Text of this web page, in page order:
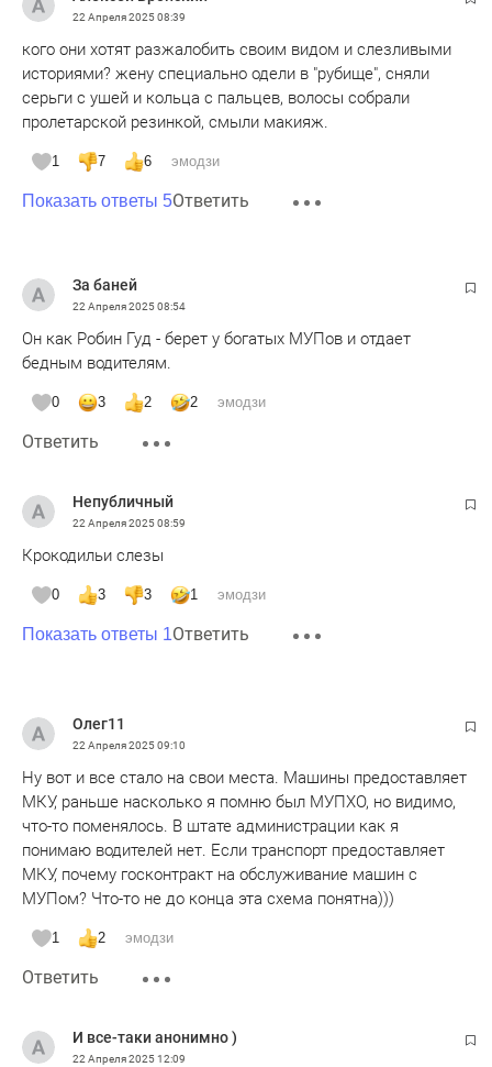
22 Апреля 202508:39
кого они хотят разжалобить своим видом и слезливыми
историями? жену специально одели в "рубище", сняли
серьги с ушей и кольца с пальцев, волосы собрали
пролетарской резинкой, смыли макияж.
1 7 6 эмодзи
Показать ответы 5Ответить
За баней
22 Апреля 202508:54
Он как Робин Гуд - берет у богатых МУПов и отдает
бедным водителям.
0 3 2 2 эмодзи
Ответить
Непубличный
22 Апреля 202508:59
Крокодильи слезы
0 3 3 1 эмодзи
Показать ответы 1Ответить
Олег11
22 Апреля 202509:10
Ну вот и все стало на свои места. Машины предоставляет
МКУ, раньше насколько я помню был МУПХО, но видимо,
что-то поменялось. В штате администрации как я
понимаю водителей нет. Если транспорт предоставляет
МКУ, почему госконтракт на обслуживание машин с
МУПом? Что-то не до конца эта схема понятна)))
1 2 эмодзи
Ответить
И все-таки анонимно )
22 Апреля 202512:09